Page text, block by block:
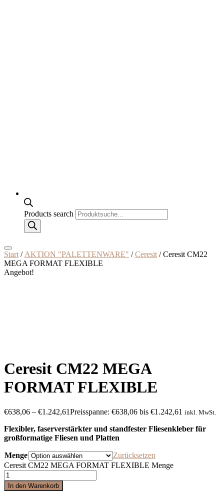
Products search
Start / AKTION "PALETTENWARE" /Ceresit / Ceresit CM22
MEGA FORMAT FLEXIBLE
Angebot!
Ceresit CM22 MEGA
FORMAT FLEXIBLE
€638,06 – €1.242,61Preisspanne: €638,06 bis €1.242,61 inkl. MwSt.
Flexibler, faserverstärkter und standfester Fliesenkleber für
großformatige Fliesen und Platten
Menge
Zurücksetzen
Ceresit CM22 MEGA FORMAT FLEXIBLE Menge
In den Warenkorb